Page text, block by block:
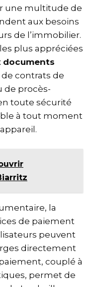
une multitude de
aux besoins
de l’immobilier.
plus appréciées
documents
de contrats de
de procès-
toute sécurité
à tout moment
la
de paiement
peuvent
directement
couplé à
permet de